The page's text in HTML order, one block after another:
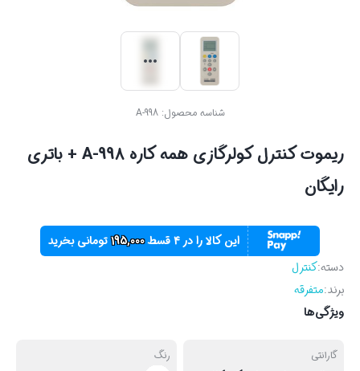
شناسه محصول:A-998
ریموت کنترل کولرگازی همه کاره A-998 + باتری
رایگان
این کالا را در ۴ قسط 195,000تومانی بخرید
دسته:کنترل
برند:متفرقه
ویژگی‌ها
گارانتی رنگ